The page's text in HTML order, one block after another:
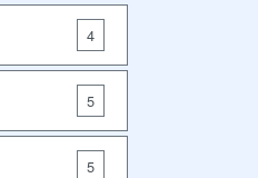
4
5
5